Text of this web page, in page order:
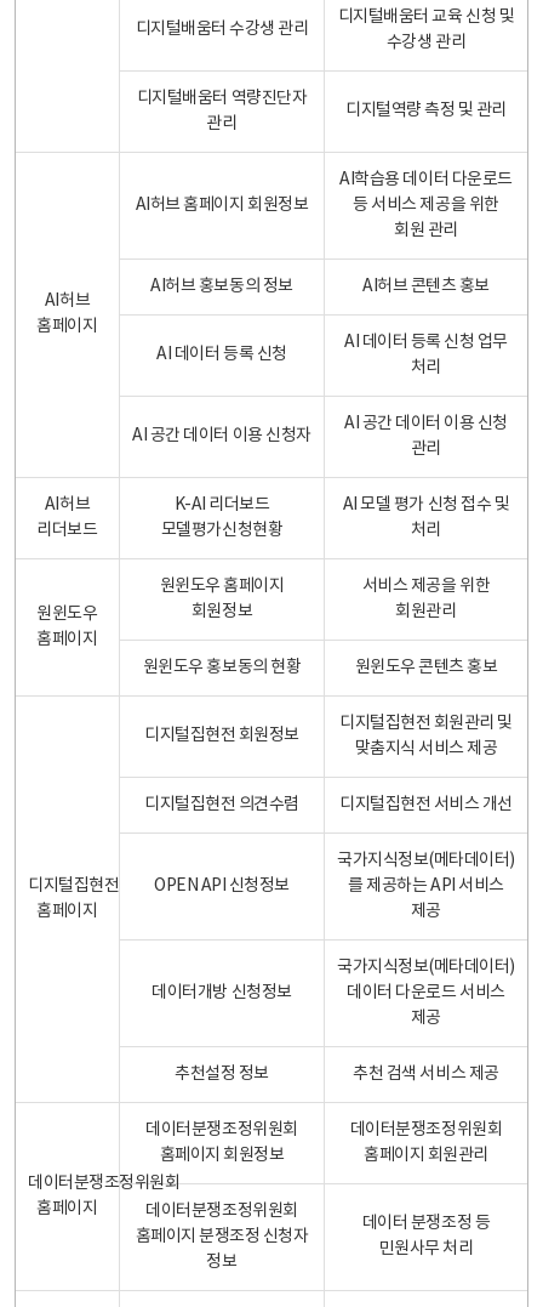
디지털배움터 수강생 관리
디지털배움터 교육 신청 및
수강생 관리
디지털배움터 역량진단자
관리
디지털역량 측정 및 관리
AI허브
홈페이지
AI허브 홈페이지 회원정보
AI학습용 데이터 다운로드
등 서비스 제공을 위한
회원 관리
AI허브 홍보동의 정보 AI허브 콘텐츠 홍보
AI 데이터 등록 신청
AI 데이터 등록 신청 업무
처리
AI 공간 데이터 이용 신청자
AI 공간 데이터 이용 신청
관리
AI허브
리더보드
K-AI 리더보드
모델평가신청현황
AI 모델 평가 신청 접수 및
처리
원윈도우
홈페이지
원윈도우 홈페이지
회원정보
서비스 제공을 위한
회원관리
원윈도우 홍보동의 현황 원윈도우 콘텐츠 홍보
디지털집현전
홈페이지
디지털집현전 회원정보
디지털집현전 회원관리 및
맞춤지식 서비스 제공
디지털집현전 의견수렴 디지털집현전 서비스 개선
OPEN API 신청정보
국가지식정보(메타데이터)
를 제공하는 API 서비스
제공
데이터개방 신청정보
국가지식정보(메타데이터)
데이터 다운로드 서비스
제공
추천설정 정보 추천 검색 서비스 제공
데이터분쟁조정위원회
홈페이지
데이터분쟁조정위원회
홈페이지 회원정보
데이터분쟁조정위원회
홈페이지 회원관리
데이터분쟁조정위원회
홈페이지 분쟁조정 신청자
정보
데이터 분쟁조정 등
민원사무 처리